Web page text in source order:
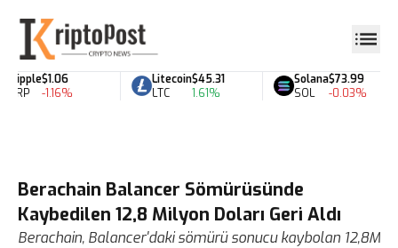
Ripple
XRP
$1.06
-1.16%
Litecoin
LTC
$45.31
1.61%
Solana
SOL
$73.99
-0.03%
Berachain Balancer Sömürüsünde
Kaybedilen 12,8 Milyon Doları Geri Aldı
Berachain, Balancer'daki sömürü sonucu kaybolan 12,8M